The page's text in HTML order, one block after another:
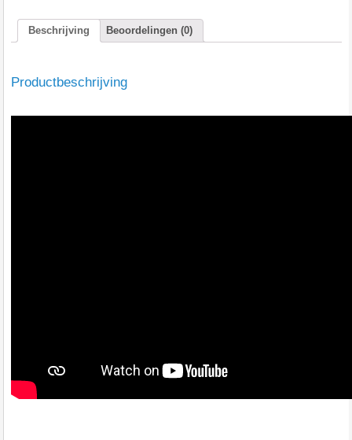
Beschrijving Beoordelingen (0)
Productbeschrijving